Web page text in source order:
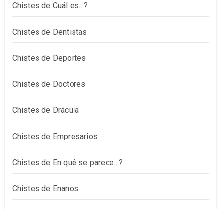
Chistes de Cuál es…?
Chistes de Dentistas
Chistes de Deportes
Chistes de Doctores
Chistes de Drácula
Chistes de Empresarios
Chistes de En qué se parece…?
Chistes de Enanos